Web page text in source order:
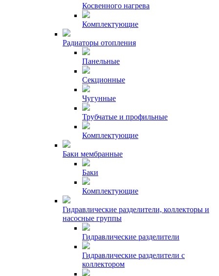
Косвенного нагрева
Комплектующие
Радиаторы отопления
Панельные
Секционные
Чугунные
Трубчатые и профильные
Комплектующие
Баки мембранные
Баки
Комплектующие
Гидравлические разделители, коллекторы и
насосные группы
Гидравлические разделители
Гидравлические разделители с
коллектором